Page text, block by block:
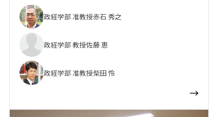
政経学部 准教授赤石 秀之
政経学部 教授佐藤 恵
政経学部 准教授柴田 怜